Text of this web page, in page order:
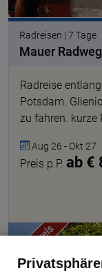
Radreisen | 7 Tage
Mauer Radweg
Radreise
Potsdam.
zu fahren. kurze
Aug 26 - Okt 27
Preis p.P. ab €